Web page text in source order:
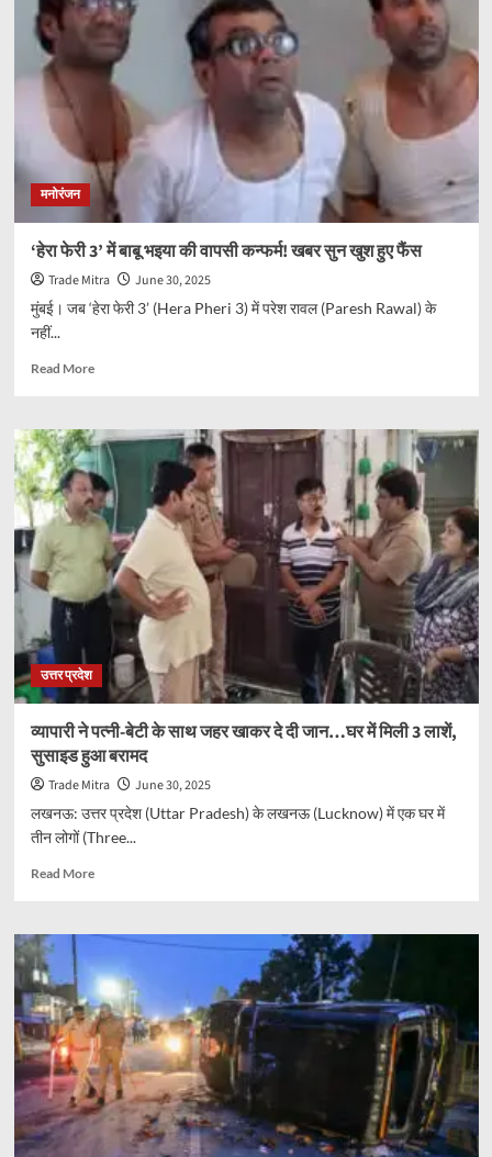
खाली
पेट
इंजेक्शन
और
दवाइयां
शेफाली
जरीवाला
के
निधन
वजह
मनोरंजन
‘हेरा फेरी 3’ में बाबू भइया की वापसी कन्फर्म! खबर सुन खुश हुए फैंस
Trade Mitra
June 30, 2025
मुंबई। जब ‘हेरा फेरी 3’ (Hera Pheri 3) में परेश रावल (Paresh Rawal) के
नहीं...
Read MoreRead
‘हेरा
फेरी
3’
में
बाबू
भइया
की
वापसी
कन्फर्म!
खुश
हुए
फैंस
उत्तर प्रदेश
व्यापारी ने पत्नी-बेटी के साथ जहर खाकर दे दी जान…घर में मिली 3 लाशें,
सुसाइड हुआ बरामद
Trade Mitra
June 30, 2025
लखनऊ: उत्तर प्रदेश (Uttar Pradesh) के लखनऊ (Lucknow) में एक घर में
तीन लोगों (Three...
Read MoreRead
व्यापारी
पत्नी-
बेटी
के
साथ
जहर
खाकर
दे
दी